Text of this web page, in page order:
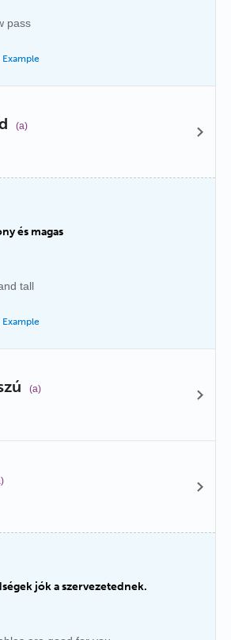
pass
Example
(a)
és magas
tall
Example
(a)
jók a szervezetednek.